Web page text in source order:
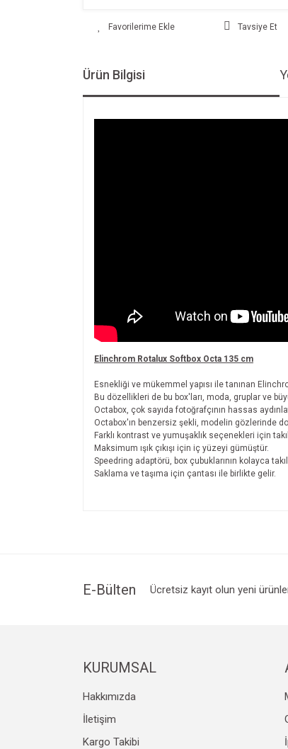
Tavsiye Et
Ürün Bilgisi
Elinchrom Rotalux Softbox Octa 135 cm
Esnekliği ve mükemmel yapısı ile tanınan
Bu dözellikleri de bu box'ları, moda, gruplar ve
Octabox, çok sayıda fotoğrafçının hassas
Octabox'ın benzersiz şekli, modelin gözlerinde
Farklı kontrast ve yumuşaklık seçenekleri için
Maksimum ışık çıkışı için iç yüzeyi gümüştür.
Speedring adaptörü, box çubuklarının kolayca
Saklama ve taşıma için çantası ile birlikte gelir.
Ürün bilgilerinde hatalar bulunuyor.
E-Bülten Ücretsiz kayıt olun yeni
KURUMSAL
Hakkımızda
İletişim
Kargo Takibi